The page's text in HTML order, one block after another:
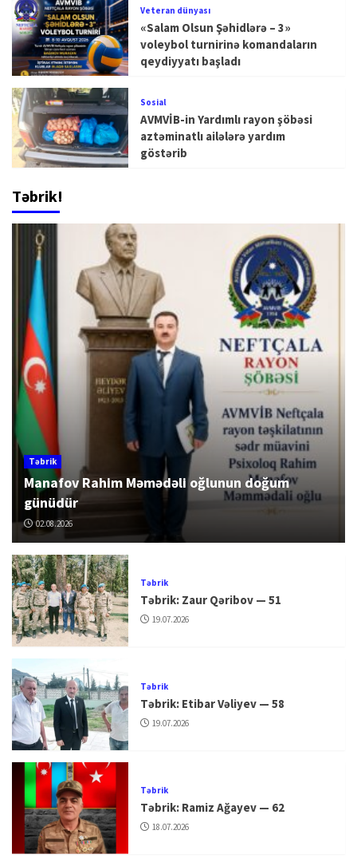
Veteran dünyası
«Salam Olsun Şəhidlərə – 3»
voleybol turnirinə komandaların
qeydiyyatı başladı
Sosial
AVMVİB-in Yardımlı rayon şöbəsi
aztəminatlı ailələrə yardım
göstərib
Təbrik!
Təbrik
Manafov Rahim Məmədəli oğlunun doğum
günüdür
02.08.2026
Təbrik
Təbrik: Zaur Qəribov — 51
19.07.2026
Təbrik
Təbrik: Etibar Vəliyev — 58
19.07.2026
Təbrik
Təbrik: Ramiz Ağayev — 62
18.07.2026